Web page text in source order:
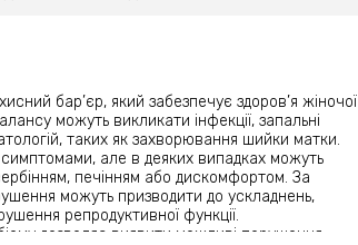
бар’єр, який забезпечує здоров’я жіночої
можуть викликати інфекції, запальні
таких як захворювання шийки матки.
але в деяких випадках можуть
печінням або дискомфортом. За
можуть призводити до ускладнень,
репродуктивної функції.
дозволяє виявити можливі порушення,